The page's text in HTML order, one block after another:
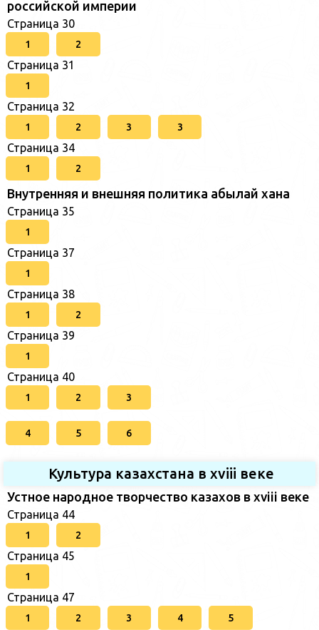
российской империи
Страница 30
1 2
Страница 31
1
Страница 32
1 2 3 3
Страница 34
1 2
Внутренняя и внешняя политика абылай хана
Страница 35
1
Страница 37
1
Страница 38
1 2
Страница 39
1
Страница 40
1 2 3
4 5 6
Культура казахстана в xviii веке
Устное народное творчество казахов в xviii веке
Страница 44
1 2
Страница 45
1
Страница 47
1 2 3 4 5